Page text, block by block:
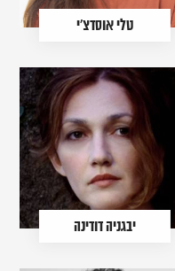
טלי אוסדצ'י
יבגניה דודינה